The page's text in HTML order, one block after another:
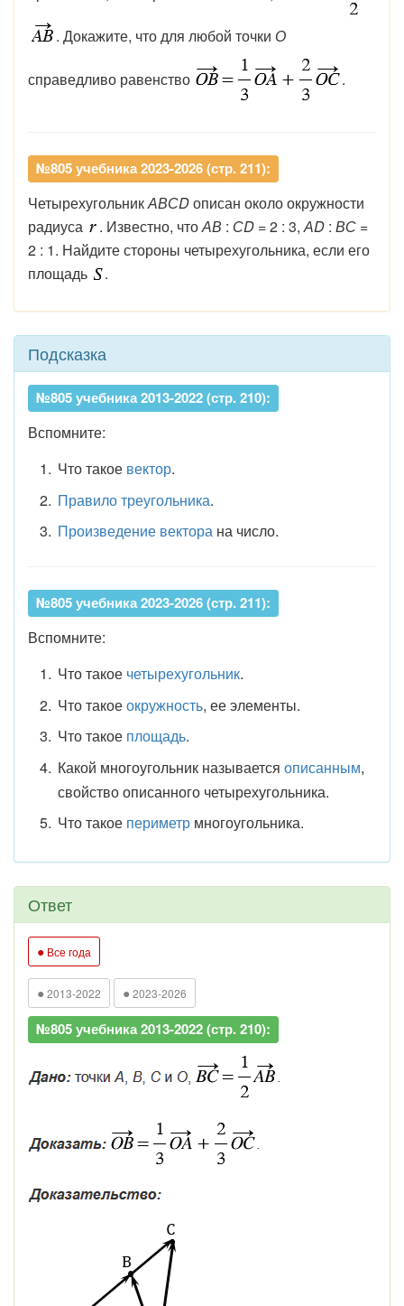
. Докажите, что для любой точки О
справедливо равенство .
№805 учебника 2023-2026 (стр. 211):
ЧетырехугольникАВСDописан около окружности
радиуса
. Известно, чтоАВ : СD = 2 : 3,АD : ВС =
2 : 1. Найдите стороны четырехугольника, если его
площадь
.
Подсказка
№805 учебника 2013-2022 (стр. 210):
Вспомните:
Что такое вектор.
Правило треугольника.
Произведение векторана число.
№805 учебника 2023-2026 (стр. 211):
Вспомните:
Что такое четырехугольник.
Что такоеокружность, ее элементы.
Что такое площадь.
Какой многоугольник называется описанным,
свойство описанного четырехугольника.
Что такое периметрмногоугольника.
Ответ
● Все года
● 2013-2022 ● 2023-2026
№805 учебника 2013-2022 (стр. 210):